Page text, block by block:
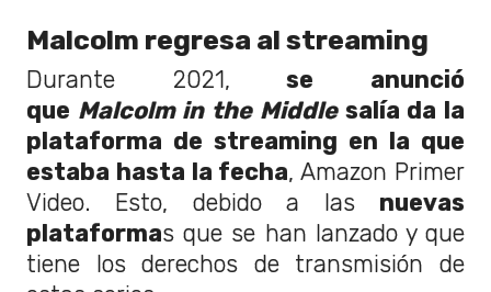
Malcolm regresa al streaming
Durante 2021, se anunció
que Malcolm in the Middle salía da la
plataforma de streaming en la que
estaba hasta la fecha, Amazon Primer
Video. Esto, debido a las nuevas
plataformas que se han lanzado y que
tiene los derechos de transmisión de